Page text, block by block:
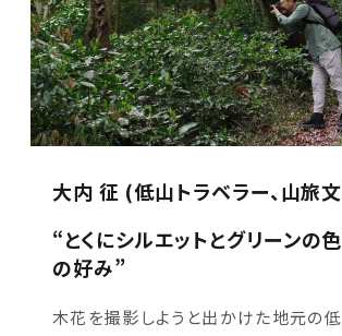
大内 征 (低山トラベラー、山旅
“とくにシルエットとグリーンの
の好み”
木花を撮影しようと出かけた地元の低